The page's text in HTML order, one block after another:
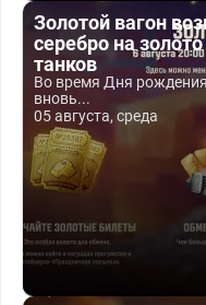
Золотой вагон
серебро на
танков
Во время Дня
вновь...
05 августа, среда